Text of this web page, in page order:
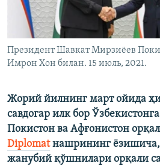
Президент Шавкат Мирзиёев
Имрон Хон билан. 15 июль, 2021.
Жорий йилнинг март ойида
савдогар илк бор
Покистон ва Афғонистон
Diplomatнашрининг ёзишича,
жанубий қўшнилари орқали